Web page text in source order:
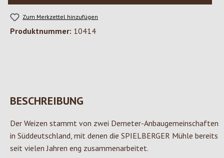
Zum Merkzettel hinzufügen
Produktnummer: 10414
BESCHREIBUNG
Der Weizen stammt von zwei Demeter-Anbaugemeinschaften
in Süddeutschland, mit denen die SPIELBERGER Mühle bereits
seit vielen Jahren eng zusammenarbeitet.